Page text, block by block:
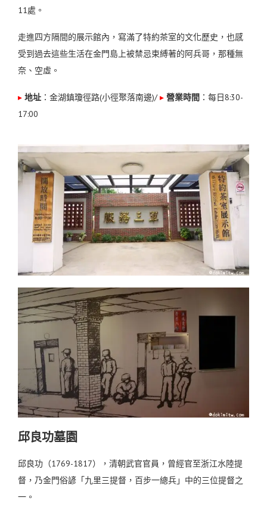
11處。
走進四方隔間的展示館內，寫滿了特約茶室的文化歷史，也感
受到過去這些生活在金門島上被禁忌束縛著的阿兵哥，那種無
奈、空虛。
▸ 地址 ：金湖鎮瓊徑路(小徑聚落南邊)/▸ 營業時間 ：每日8:30-
17:00
邱良功墓園
邱良功（1769-1817），清朝武官官員，曾經官至浙江水陸提
督，乃金門俗諺「九里三提督，百步一總兵」中的三位提督之
一。